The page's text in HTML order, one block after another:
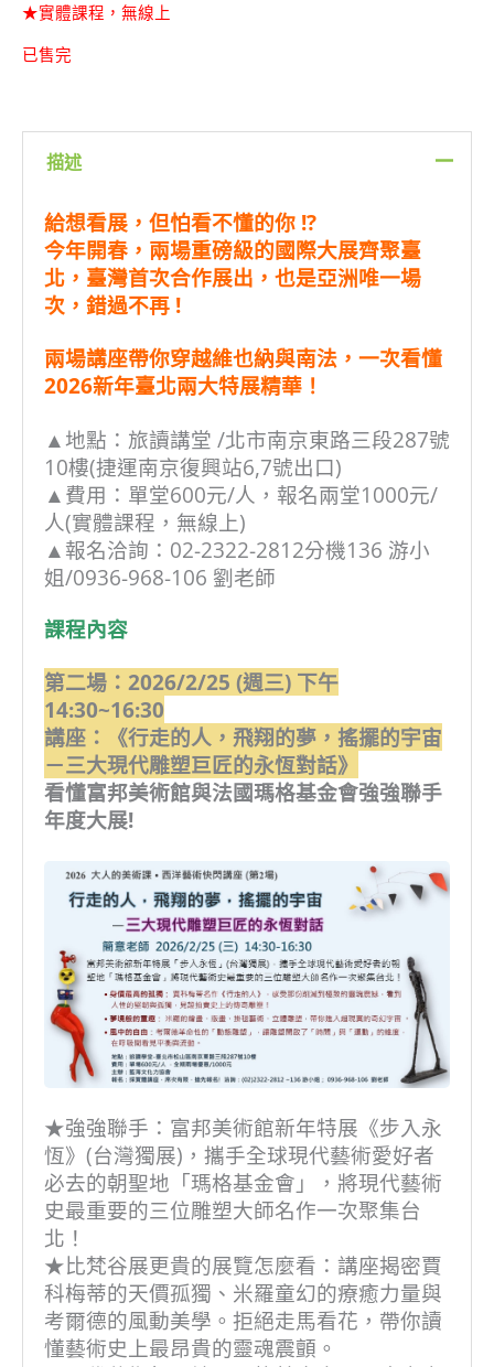
★實體課程，無線上
已售完
描述
給想看展，但怕看不懂的你 !?
今年開春，兩場重磅級的國際大展齊聚臺
北，臺灣首次合作展出，也是亞洲唯一場
次，錯過不再 !
兩場講座帶你穿越維也納與南法，一次看懂
2026新年臺北兩大特展精華！
▲地點：旅讀講堂 /北市南京東路三段287號
10樓(捷運南京復興站6,7號出口)
▲費用：單堂600元/人，報名兩堂1000元/
人(實體課程，無線上)
▲報名洽詢：02-2322-2812分機136 游小
姐/0936-968-106 劉老師
課程內容
第二場：2026/2/25 (週三) 下午
14:30~16:30
講座：《行走的人，飛翔的夢，搖擺的宇宙
－三大現代雕塑巨匠的永恆對話》
看懂富邦美術館與法國瑪格基金會強強聯手
年度大展!
★強強聯手：富邦美術館新年特展《步入永
恆》(台灣獨展)，攜手全球現代藝術愛好者
必去的朝聖地「瑪格基金會」，將現代藝術
史最重要的三位雕塑大師名作一次聚集台
北！
★比梵谷展更貴的展覽怎麼看：講座揭密賈
科梅蒂的天價孤獨、米羅童幻的療癒力量與
考爾德的風動美學。拒絕走馬看花，帶你讀
懂藝術史上最昂貴的靈魂震顫。